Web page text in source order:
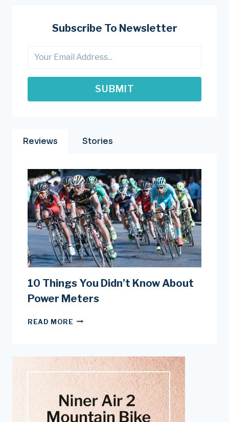
Subscribe To Newsletter
SUBMIT
Reviews Stories
10 Things You Didn’t Know About
Power Meters
READ MORE 10
DIDN’T
KNOW
ABOUT
POWER
METERS